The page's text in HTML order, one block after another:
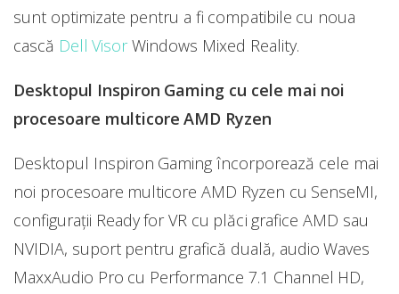
sunt optimizate pentru a fi compatibile cu noua
cască Dell Visor Windows Mixed Reality.
Desktopul Inspiron Gaming cu cele mai noi
procesoare multicore AMD Ryzen
Desktopul Inspiron Gaming încorporează cele mai
noi procesoare multicore AMD Ryzen cu SenseMI,
configuraţii Ready for VR cu plăci grafice AMD sau
NVIDIA, suport pentru grafică duală, audio Waves
MaxxAudio Pro cu Performance 7.1 Channel HD,